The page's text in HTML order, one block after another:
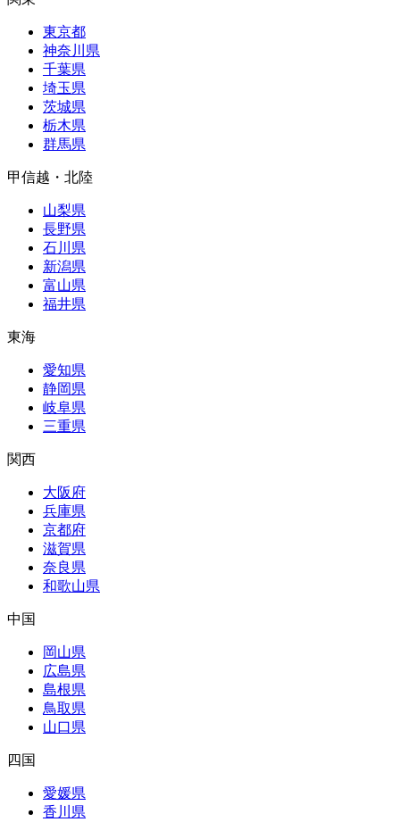
東京都
神奈川県
千葉県
埼玉県
茨城県
栃木県
群馬県
甲信越・北陸
山梨県
長野県
石川県
新潟県
富山県
福井県
東海
愛知県
静岡県
岐阜県
三重県
関西
大阪府
兵庫県
京都府
滋賀県
奈良県
和歌山県
中国
岡山県
広島県
島根県
鳥取県
山口県
四国
愛媛県
香川県